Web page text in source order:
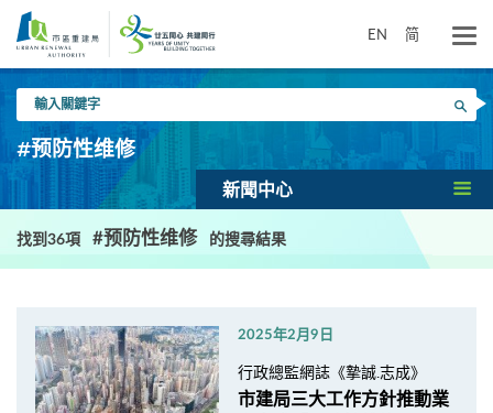
要
EN 简
入
關
鍵
搜尋
#预防性维修
新聞中心
找到36項 #预防性维修 的搜尋結果
2025年2月9日
行政總監網誌《摯誠.志成》
市建局三大工作方針推動業